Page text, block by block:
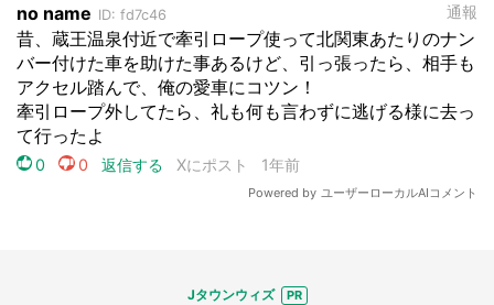
Jタウンウィズ